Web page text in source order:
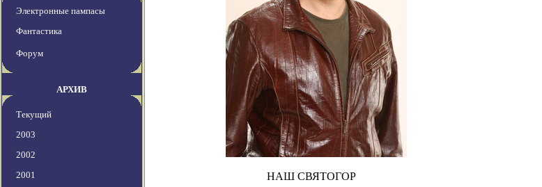
Электронные пампасы
Фантастика
Форум
АРХИВ
Текущий
2003
2002
2001
НАШ СВЯТОГОР